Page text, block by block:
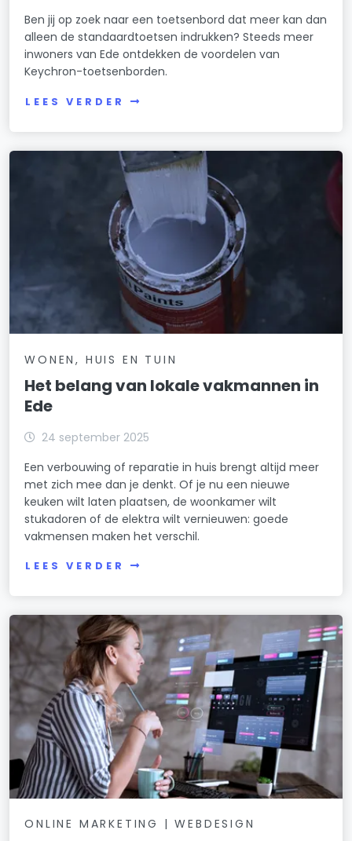
Ben jij op zoek naar een toetsenbord dat meer kan dan
alleen de standaardtoetsen indrukken? Steeds meer
inwoners van Ede ontdekken de voordelen van
Keychron-toetsenborden.
LEES VERDER
WONEN, HUIS EN TUIN
Het belang van lokale vakmannen in
Ede
24 september 2025
Een verbouwing of reparatie in huis brengt altijd meer
met zich mee dan je denkt. Of je nu een nieuwe
keuken wilt laten plaatsen, de woonkamer wilt
stukadoren of de elektra wilt vernieuwen: goede
vakmensen maken het verschil.
LEES VERDER
ONLINE MARKETING | WEBDESIGN